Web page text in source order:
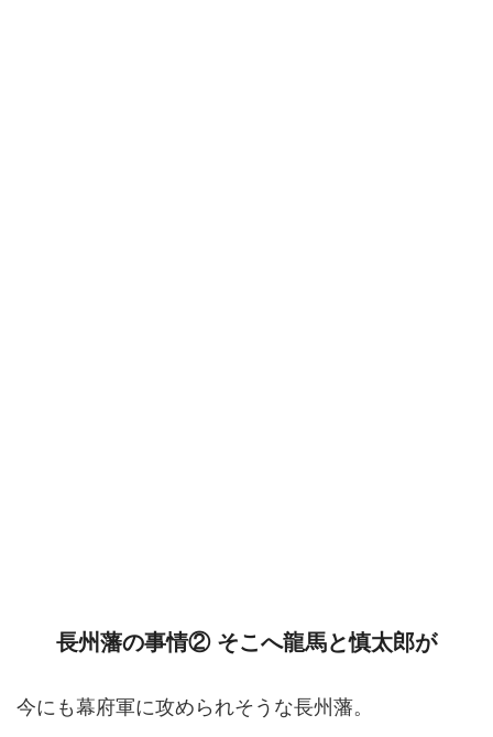
長州藩の事情② そこへ龍馬と慎太郎が
今にも幕府軍に攻められそうな長州藩。